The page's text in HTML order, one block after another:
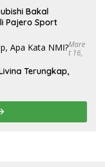
Bakal
Pajero Sport
Mare
T 16,
Terungkap,